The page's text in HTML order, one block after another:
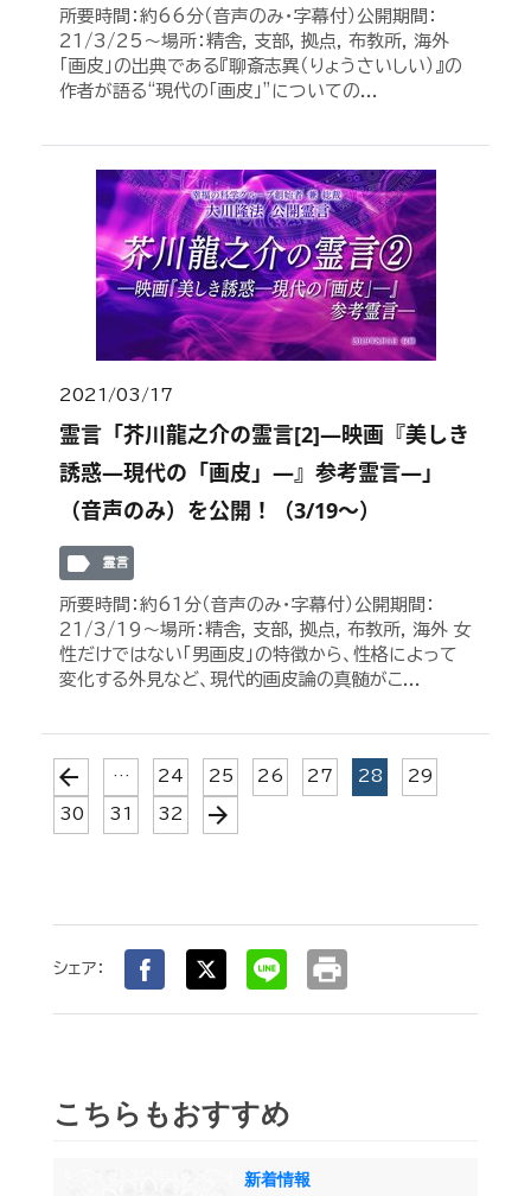
所要時間：約66分（音声のみ・字幕付）公開期間：
21/3/25～場所：精舎, 支部, 拠点, 布教所, 海外
「画皮」の出典である『聊斎志異（りょうさいしい）』の
作者が語る“現代の「画皮」”についての...
2021/03/17
霊言「芥川龍之介の霊言[2]—映画『美しき
誘惑—現代の「画皮」—』参考霊言—」
（音声のみ）を公開！（3/19～）
label
霊言
所要時間：約61分（音声のみ・字幕付）公開期間：
21/3/19～場所：精舎, 支部, 拠点, 布教所, 海外 女
性だけではない「男画皮」の特徴から、性格によって
変化する外見など、現代的画皮論の真髄がこ...
arrow_back … 24 25 26 27 28(current)
29
30 31 32 arrow_forward
シェア： print
こちらもおすすめ
新着情報